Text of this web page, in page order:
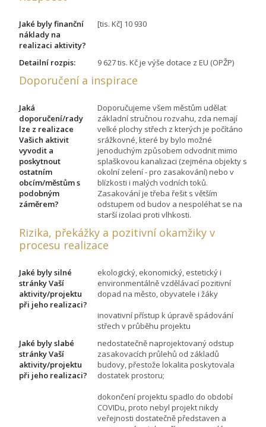
Jaké byly finanční
náklady na
realizaci aktivity?
[tis. Kč] 10 930
Detailní rozpis: 9 627 tis. Kč je výše dotace z EU (OPŽP)
Doporučení a inspirace
Jaká
doporučení/rady
lze z realizace
Vašich aktivit
vyvodit a
poskytnout
ostatním
obcím/městům s
podobným
záměrem?
Doporučujeme všem městům udělat
základní stručnou rozvahu, zda nemají
velké plochy střech z kterých je počítáno
srážkovné, které by bylo možné
jenoduchým způsobem odvodnit mimo
splaškovou kanalizaci (zejména objekty s
okolní zelení - pro zasakování) nebo v
blízkosti i malých vodních toků.
Zasakování je třeba řešit s větším
odstupem od budov a nespoléhat se na
starší izolaci proti vlhkosti.
Rizika, překážky a pozitivní okamžiky v
procesu realizace
Jaké byly silné
stránky Vaší
aktivity/projektu
při jeho realizaci?
ekologický, ekonomický, estetický i
environmentálně vzdělávací pozitivní
dopad na město, obyvatele i žáky
inovativní přístup k úpravě spádování
střech v průběhu projektu
Jaké byly slabé
stránky Vaší
aktivity/projektu
při jeho realizaci?
nedostatečně naprojektovaný odstup
zasakovacích průlehů od základů
budovy, přestože lokalita poskytovala
dostatek prostoru;
dokončení projektu spadlo do období
COVIDu, proto nebyl projekt nikdy
veřejnosti dostatečně představen a